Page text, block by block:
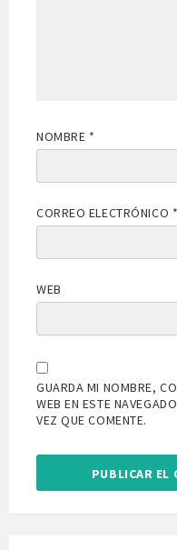
NOMBRE *
CORREO ELECTRÓNICO *
WEB
GUARDA MI NOMBRE,
WEB EN ESTE
VEZ QUE COMENTE.